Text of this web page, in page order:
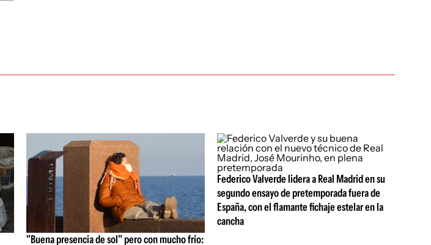
"Buena presencia de sol" pero con mucho frío:
Federico Valverde lidera a Real Madrid en su
segundo ensayo de pretemporada fuera de
España, con el flamante fichaje estelar en la
cancha